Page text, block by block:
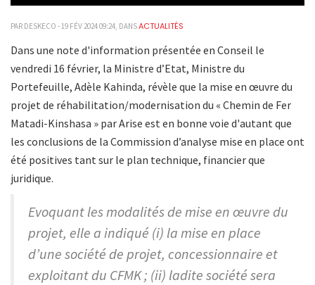
PAR DESKECO - 19 FÉV 2024 09:24, DANSACTUALITÉS
Dans une note d'information présentée en Conseil le
vendredi 16 février, la Ministre d’Etat, Ministre du
Portefeuille, Adèle Kahinda, révèle que la mise en œuvre du
projet de réhabilitation/modernisation du « Chemin de Fer
Matadi-Kinshasa » par Arise est en bonne voie d'autant que
les conclusions de la Commission d’analyse mise en place ont
été positives tant sur le plan technique, financier que
juridique.
Evoquant les modalités de mise en œuvre du
projet, elle a indiqué (i) la mise en place
d’une société de projet, concessionnaire et
exploitant du CFMK ; (ii) ladite société sera